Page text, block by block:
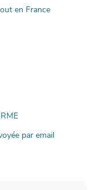
en France
par email